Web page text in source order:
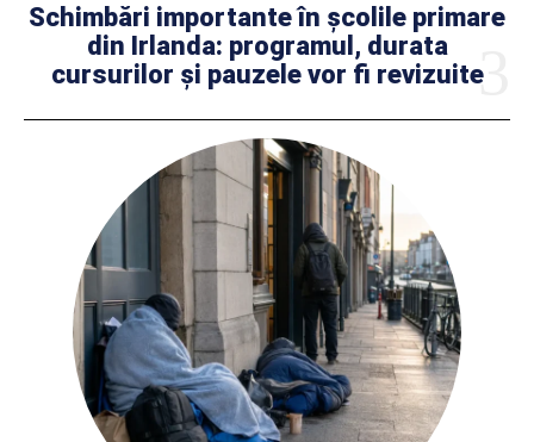
Schimbări importante în școlile primare
din Irlanda: programul, durata
cursurilor și pauzele vor fi revizuite